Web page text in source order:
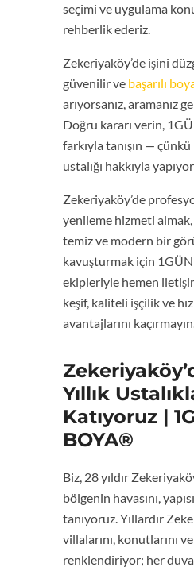
seçimi ve uygulama
rehberlik ederiz.
Zekeriyaköy’de işini
güvenilir ve başarılı
arıyorsanız, aramanız
Doğru kararı verin,
farkıyla tanışın —
ustalığı hakkıyla
Zekeriyaköy’de
yenileme hizmeti almak,
temiz ve modern bir
kavuşturmak için
ekipleriyle hemen
keşif, kaliteli işçilik ve
avantajlarını
Yıllık
Katıyoruz |
BOYA®
Biz, 28 yıldır
bölgenin havasını,
tanıyoruz. Yıllardır
villalarını, konutlarını
renklendiriyor; her